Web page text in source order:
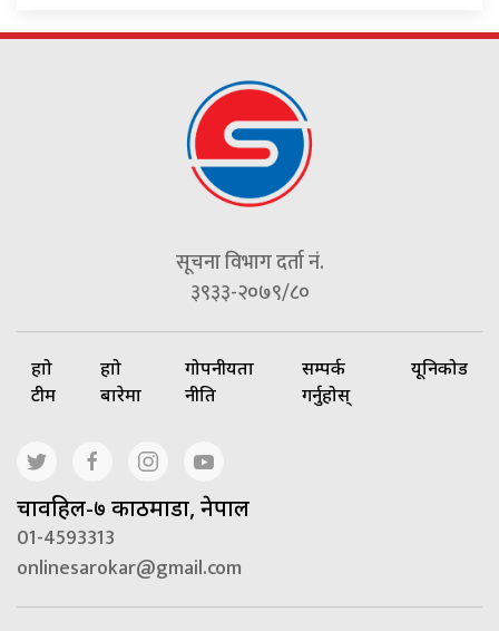
सूचना विभाग दर्ता नं.
३९३३-२०७९/८०
हाम्रो
टीम
हाम्रो
बारेमा
गोपनीयता
नीति
सम्पर्क
गर्नुहोस्
यूनिकोड
चावहिल-७ काठमाडौं, नेपाल
01-4593313
onlinesarokar@gmail.com